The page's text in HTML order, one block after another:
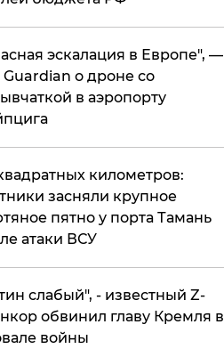
эскалация в Европе", —
Guardian о дроне со
в аэропорту
километров:
засняли крупное
пятно у порта Тамань
атаки ВСУ
слабый", - известный Z-
обвинил главу Кремля в
войны